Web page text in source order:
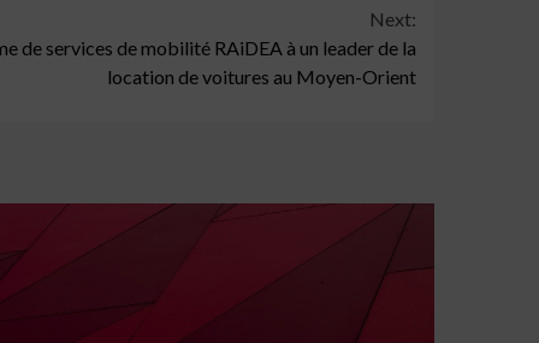
Next:
de services de mobilité RAiDEA à un leader de la
location de voitures au Moyen-Orient